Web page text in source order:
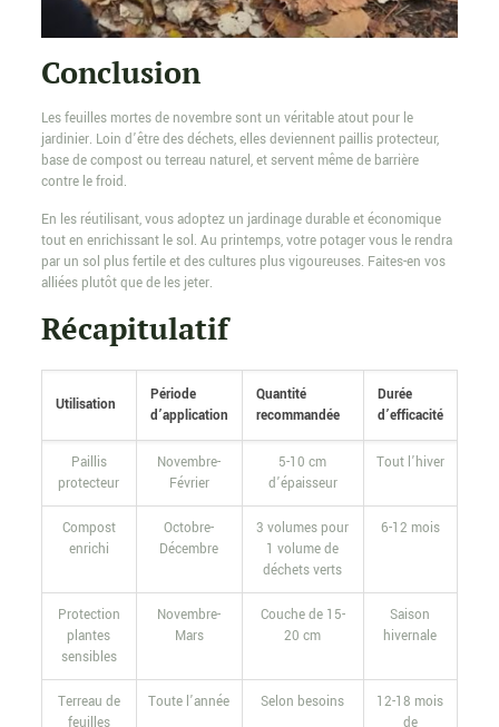
Conclusion
Les feuilles mortes de novembre sont un véritable atout pour le
jardinier. Loin d’être des déchets, elles deviennent paillis protecteur,
base de compost ou terreau naturel, et servent même de barrière
contre le froid.
En les réutilisant, vous adoptez un jardinage durable et économique
tout en enrichissant le sol. Au printemps, votre potager vous le rendra
par un sol plus fertile et des cultures plus vigoureuses. Faites-en vos
alliées plutôt que de les jeter.
Récapitulatif
Utilisation
Période
d’application
Quantité
recommandée
Durée
d’efficacité
Paillis
protecteur
Novembre-
Février
5-10 cm
d’épaisseur
Tout l’hiver
Compost
enrichi
Octobre-
Décembre
3 volumes pour
1 volume de
déchets verts
6-12 mois
Protection
plantes
sensibles
Novembre-
Mars
Couche de 15-
20 cm
Saison
hivernale
Terreau de
Toute l’année Selon besoins
12-18 mois